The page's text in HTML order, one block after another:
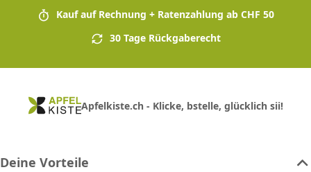
Kauf auf Rechnung + Ratenzahlung ab CHF 50
30 Tage Rückgaberecht
Apfelkiste.ch - Klicke, bstelle, glücklich sii!
Deine Vorteile